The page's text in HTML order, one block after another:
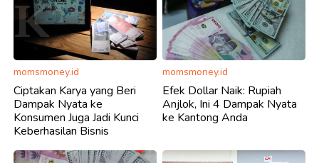
momsmoney.id
Ciptakan Karya yang Beri
Dampak Nyata ke
Konsumen Juga Jadi Kunci
Keberhasilan Bisnis
momsmoney.id
Efek Dollar Naik: Rupiah
Anjlok, Ini 4 Dampak Nyata
ke Kantong Anda